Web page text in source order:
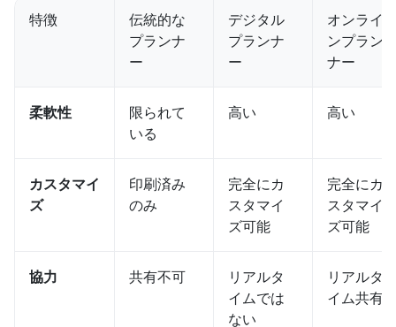
特徴
伝統的な
プランナ
ー
デジタル
プランナ
ー
オンライ
ンプラン
ナー
柔軟性
限られて
いる
高い 高い
カスタマイ
ズ
印刷済み
のみ
完全にカ
スタマイ
ズ可能
完全にカ
スタマイ
ズ可能
協力 共有不可
リアルタ
イムでは
ない
リアルタ
イム共有